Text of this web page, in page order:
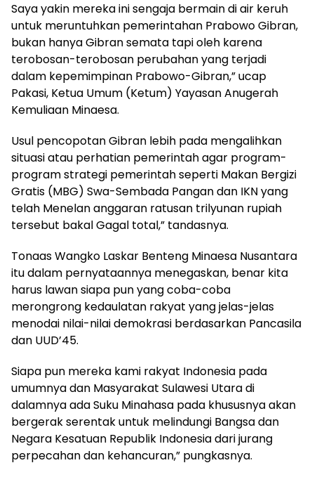
Saya yakin mereka ini sengaja bermain di air keruh
untuk meruntuhkan pemerintahan Prabowo Gibran,
bukan hanya Gibran semata tapi oleh karena
terobosan-terobosan perubahan yang terjadi
dalam kepemimpinan Prabowo-Gibran,” ucap
Pakasi, Ketua Umum (Ketum) Yayasan Anugerah
Kemuliaan Minaesa.
Usul pencopotan Gibran lebih pada mengalihkan
situasi atau perhatian pemerintah agar program-
program strategi pemerintah seperti Makan Bergizi
Gratis (MBG) Swa-Sembada Pangan dan IKN yang
telah Menelan anggaran ratusan trilyunan rupiah
tersebut bakal Gagal total,” tandasnya.
Tonaas Wangko Laskar Benteng Minaesa Nusantara
itu dalam pernyataannya menegaskan, benar kita
harus lawan siapa pun yang coba-coba
merongrong kedaulatan rakyat yang jelas-jelas
menodai nilai-nilai demokrasi berdasarkan Pancasila
dan UUD’45.
Siapa pun mereka kami rakyat Indonesia pada
umumnya dan Masyarakat Sulawesi Utara di
dalamnya ada Suku Minahasa pada khususnya akan
bergerak serentak untuk melindungi Bangsa dan
Negara Kesatuan Republik Indonesia dari jurang
perpecahan dan kehancuran,” pungkasnya.